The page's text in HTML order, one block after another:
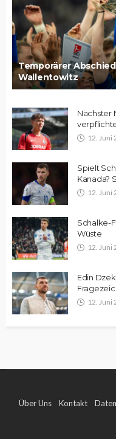
Temporärer
Wallentowitz
Nächster
12. Juni
Spielt
Kanada?
12. Juni
Schalke-
Wüste
12. Juni
Edin
12. Juni
Über Uns Kontakt